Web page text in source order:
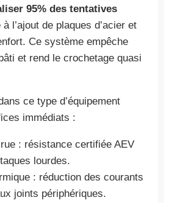
95% des tentatives
l’ajout de plaques d’acier et
Ce système empêche
et rend le crochetage quasi
ce type d’équipement
immédiats :
: résistance certifiée AEV
lourdes.
: réduction des courants
joints périphériques.